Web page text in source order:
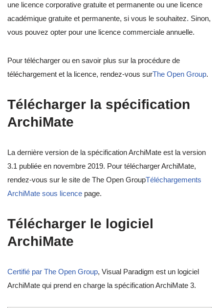
une licence corporative gratuite et permanente ou une licence
académique gratuite et permanente, si vous le souhaitez. Sinon,
vous pouvez opter pour une licence commerciale annuelle.
Pour télécharger ou en savoir plus sur la procédure de
téléchargement et la licence, rendez-vous surThe Open Group.
Télécharger la spécification
ArchiMate
La dernière version de la spécification ArchiMate est la version
3.1 publiée en novembre 2019. Pour télécharger ArchiMate,
rendez-vous sur le site de The Open GroupTéléchargements
ArchiMate sous licence page.
Télécharger le logiciel
ArchiMate
Certifié par The Open Group, Visual Paradigm est un logiciel
ArchiMate qui prend en charge la spécification ArchiMate 3.